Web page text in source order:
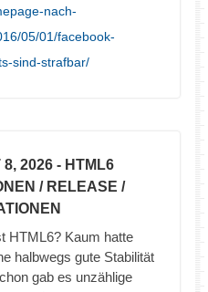
nach-
05/01/facebook-
sind-strafbar/
8, 2026 - HTML6
/ RELEASE /
HTML6? Kaum hatte
halbwegs gute Stabilität
gab es unzählige